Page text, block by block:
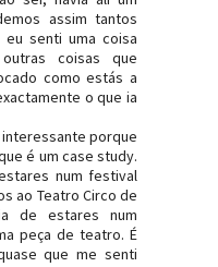
assim tantos
eu senti uma coisa
coisas que
como estás a
o que ia
porque
é um case study.
num festival
ao Teatro Circo de
de estares num
peça de teatro. É
que me senti